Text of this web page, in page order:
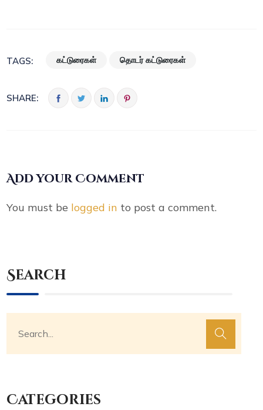
TAGS: கட்டுரைகள் தொடர் கட்டுரைகள்
SHARE:
Add your Comment
You must be logged in to post a comment.
Search
Categories